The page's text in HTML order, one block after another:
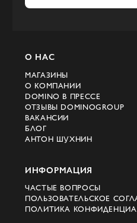
О НАС
МАГАЗИНЫ
О КОМПАНИИ
DOMINO В ПРЕССЕ
ОТЗЫВЫ DOMINOGROUP
ВАКАНСИИ
БЛОГ
АНТОН ШУХНИН
ИНФОРМАЦИЯ
ЧАСТЫЕ ВОПРОСЫ
ПОЛЬЗОВАТЕЛЬСКОЕ
ПОЛИТИКА